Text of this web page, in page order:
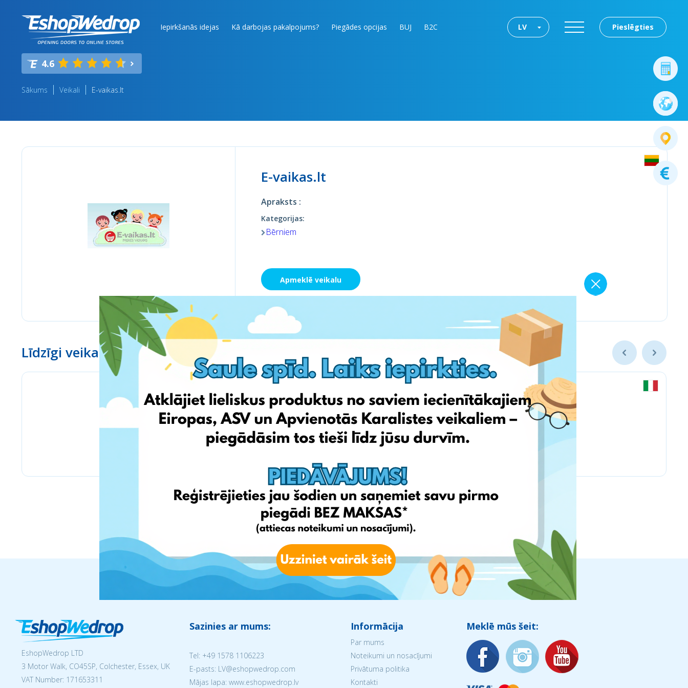
Iepirkšanās idejas Kā darbojas pakalpojums? Piegādes opcijas BUJ B2C Pieslēgties
LV
4.6
Sākums Veikali E-vaikas.lt
E-vaikas.lt
Apraksts :
Kategorijas:
Bērniem
Apmeklē veikalu
Līdzīgi veikali
EshopWedrop LTD
3 Motor Walk, CO45SP, Colchester, Essex, UK
VAT Number: 171653311
Sazinies ar mums:
Tel: +49 1578 1106223
E-pasts: LV@eshopwedrop.com
Mājas lapa: www.eshopwedrop.lv
Informācija
Par mums
Noteikumi un nosacījumi
Privātuma politika
Kontakti
Meklē mūs šeit: